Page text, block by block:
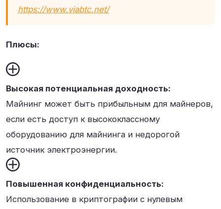
https://www.viabtc.net/
Плюсы:
Высокая потенциальная доходность:
Майнинг может быть прибыльным для майнеров,
если есть доступ к высококлассному
оборудованию для майнинга и недорогой
источник электроэнергии.
Повышенная конфиденциальность:
Использование в криптографии с нулевым